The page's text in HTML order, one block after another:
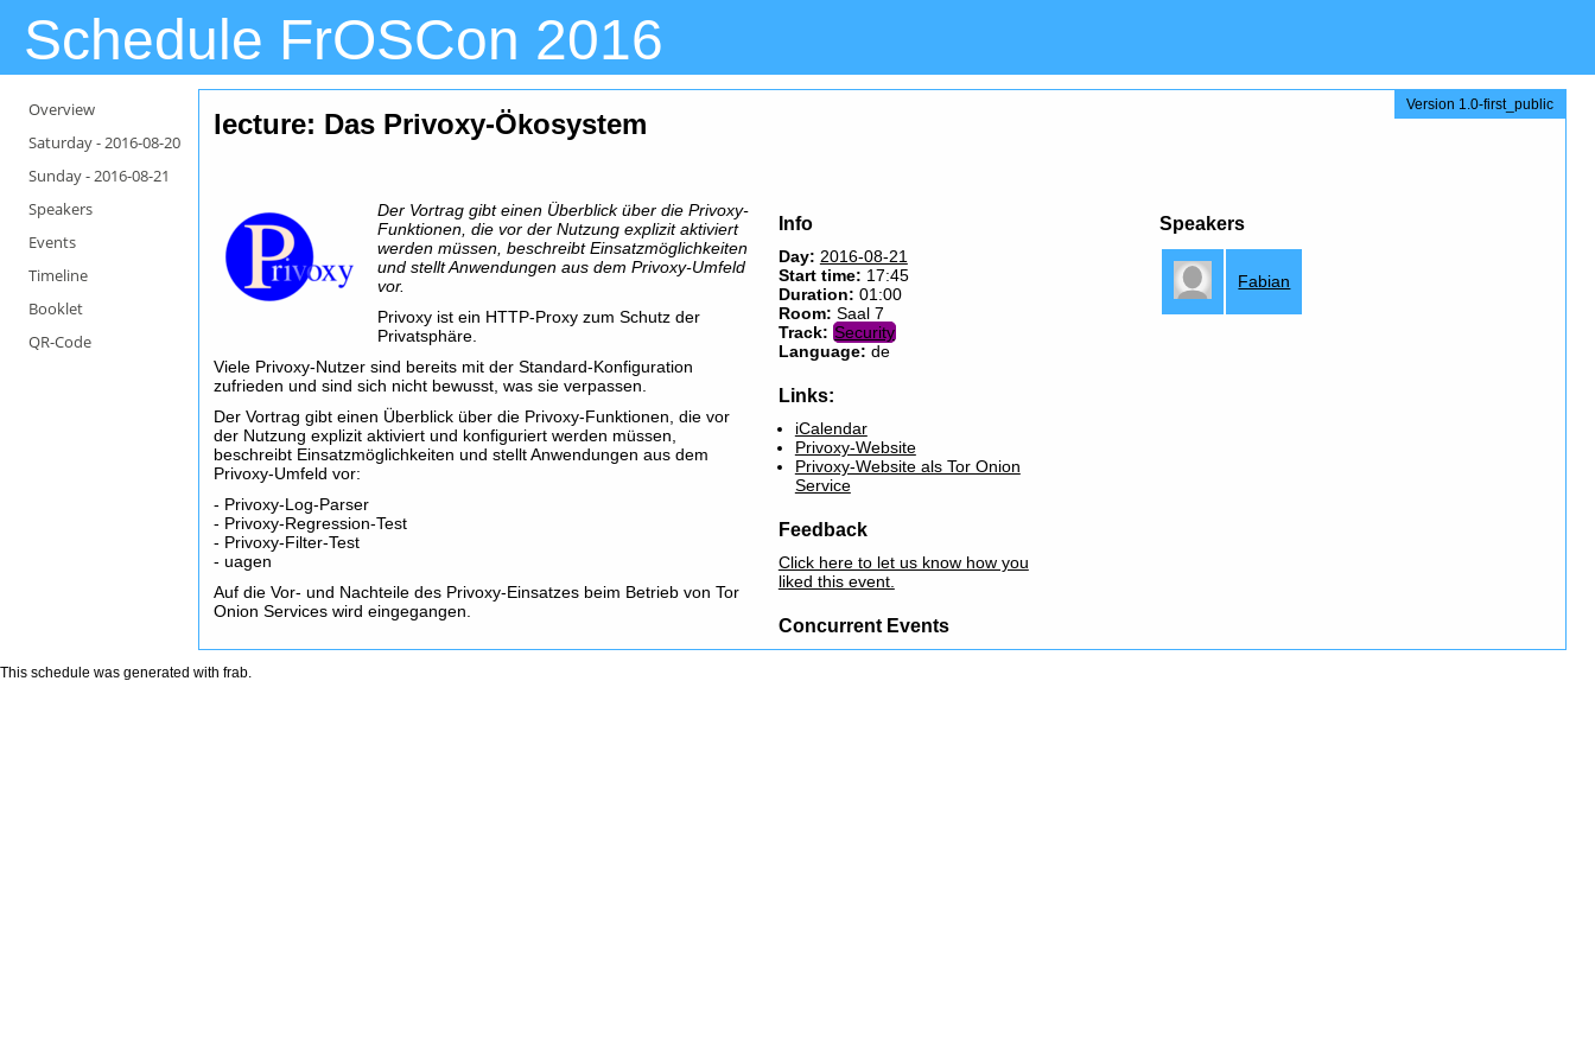
Schedule FrOSCon 2016
Overview
Saturday -2016-08-20
Sunday -2016-08-21
Speakers
Events
Timeline
Booklet
QR-Code
Version 1.0-first_public
lecture: Das Privoxy-Ökosystem
Der Vortrag gibt einen Überblick über die Privoxy-
Funktionen, die vor der Nutzung explizit aktiviert
werden müssen, beschreibt Einsatzmöglichkeiten
und stellt Anwendungen aus dem Privoxy-Umfeld
vor.
Privoxy ist ein HTTP-Proxy zum Schutz der
Privatsphäre.
Viele Privoxy-Nutzer sind bereits mit der Standard-Konfiguration
zufrieden und sind sich nicht bewusst, was sie verpassen.
Der Vortrag gibt einen Überblick über die Privoxy-Funktionen, die vor
der Nutzung explizit aktiviert und konfiguriert werden müssen,
beschreibt Einsatzmöglichkeiten und stellt Anwendungen aus dem
Privoxy-Umfeld vor:
- Privoxy-Log-Parser
- Privoxy-Regression-Test
- Privoxy-Filter-Test
- uagen
Auf die Vor- und Nachteile des Privoxy-Einsatzes beim Betrieb von Tor
Onion Services wird eingegangen.
Info
Day: 2016-08-21
Start time: 17:45
Duration: 01:00
Room: Saal 7
Track: Security
Language: de
Links:
iCalendar
Privoxy-Website
Privoxy-Website als Tor Onion
Service
Feedback
Click here to let us know how you
liked this event.
Concurrent Events
Speakers
Fabian
This schedule was generated with frab.